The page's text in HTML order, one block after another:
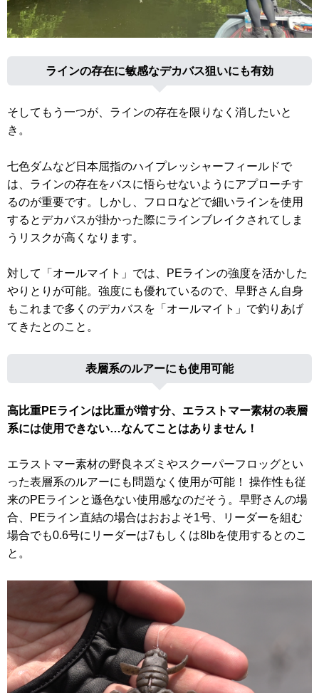
ラインの存在に敏感なデカバス狙いにも有効
そしてもう一つが、ラインの存在を限りなく消したいと
き。
七色ダムなど日本屈指のハイプレッシャーフィールドで
は、ラインの存在をバスに悟らせないようにアプローチす
るのが重要です。しかし、フロロなどで細いラインを使用
するとデカバスが掛かった際にラインブレイクされてしま
うリスクが高くなります。
対して「オールマイト」では、PEラインの強度を活かした
やりとりが可能。強度にも優れているので、早野さん自身
もこれまで多くのデカバスを「オールマイト」で釣りあげ
てきたとのこと。
表層系のルアーにも使用可能
高比重PEラインは比重が増す分、エラストマー素材の表層
系には使用できない…なんてことはありません！
エラストマー素材の野良ネズミやスクーパーフロッグとい
った表層系のルアーにも問題なく使用が可能！ 操作性も従
来のPEラインと遜色ない使用感なのだそう。早野さんの場
合、PEライン直結の場合はおおよそ1号、リーダーを組む
場合でも0.6号にリーダーは7もしくは8lbを使用するとのこ
と。